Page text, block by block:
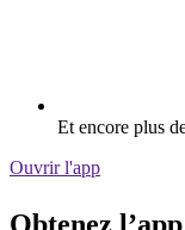
Et encore plus
Ouvrir l'app